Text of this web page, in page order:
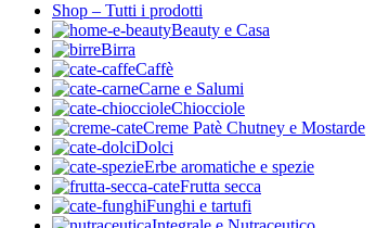
Shop – Tutti i prodotti
Beauty e Casa
Birra
Caffè
Carne e Salumi
Chiocciole
Creme Patè Chutney e Mostarde
Dolci
Erbe aromatiche e spezie
Frutta secca
Funghi e tartufi